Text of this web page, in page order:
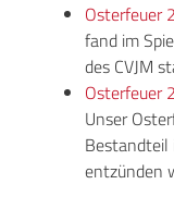
Osterfeuer
fand im
des CVJM
Osterfeuer
Unser
Bestandteil
entzünden